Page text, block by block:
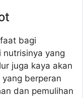
bagi
yang
juga kaya akan
berperan
dan pemulihan